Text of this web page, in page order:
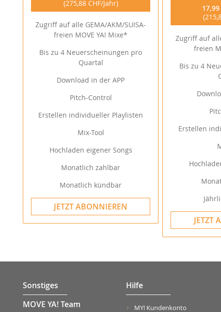
275,88 CHF Jahr
Zugriff auf alle GEMA/AKM/SUISA-
freien MOVE YA! Mixe*
Bis zu 4 Neuerscheinungen pro
Quartal
Download in der APP
Pitch-Control
Erstellen individueller Playlisten
Mix-Tool
Hochladen eigener Songs
Monatlich zahlbar
Monatlich kündbar
JETZT ABONNIEREN
17,99
Zugriff auf
freien
Bis zu 4
Erstellen
JETZT
Sonstiges
MOVE YA! Team
Hilfe
MY! Kundenkonto